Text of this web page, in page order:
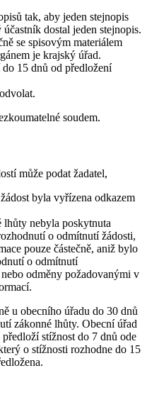
tak, aby jeden stejnopis
dostal jeden stejnopis.
se spisovým materiálem
je krajský úřad.
15 dnů od předložení
soudem.
může podat žadatel,
byla vyřízena odkazem
lhůty nebyla poskytnuta
o odmítnutí žádosti,
pouze částečně, aniž bylo
o odmítnutí
odměny požadovanými v
u obecního úřadu do 30 dnů
zákonné lhůty. Obecní úřad
stížnost do 7 dnů ode
o stížnosti rozhodne do 15